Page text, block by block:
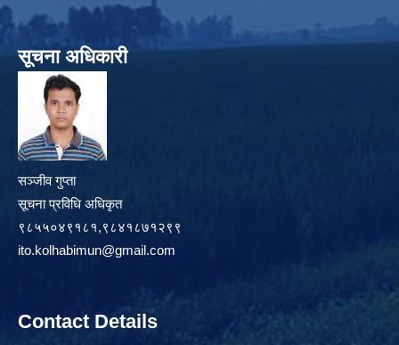
सूचना अधिकारी
सञ्जीव गुप्ता
सूचना प्रविधि अधिकृत
९८५५०४९१८१,९८४१८७१२९९
ito.kolhabimun@gmail.com
Contact Details